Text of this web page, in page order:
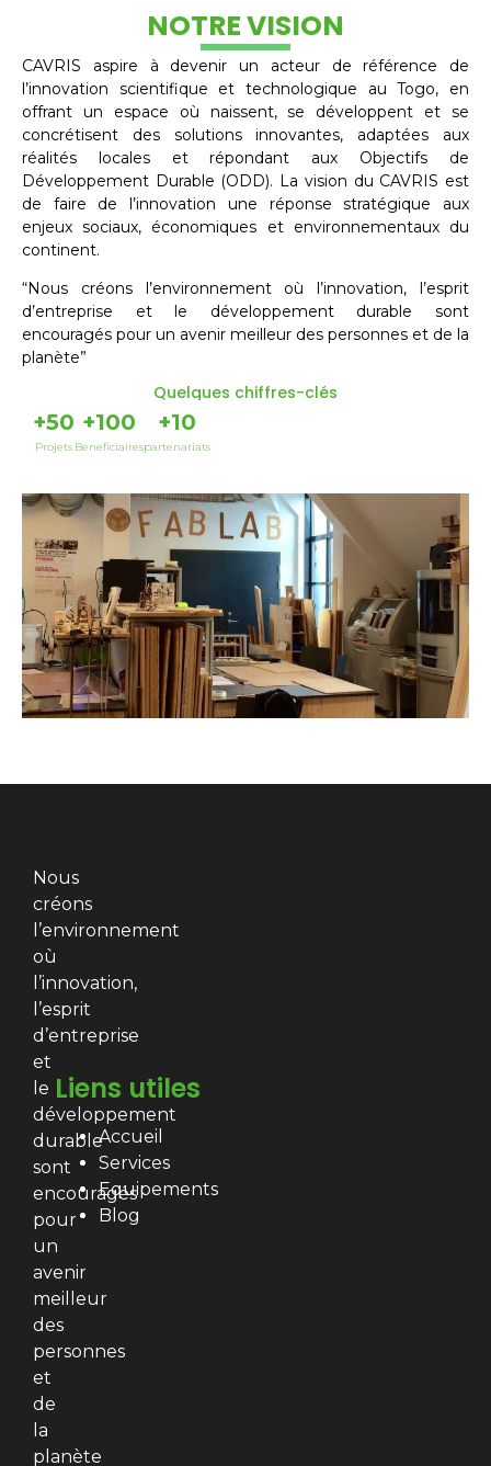
NOTRE VISION
CAVRIS aspire à devenir un acteur de référence de
l’innovation scientifique et technologique au Togo, en
offrant un espace où naissent, se développent et se
concrétisent des solutions innovantes, adaptées aux
réalités locales et répondant aux Objectifs de
Développement Durable (ODD). La vision du CAVRIS est
de faire de l’innovation une réponse stratégique aux
enjeux sociaux, économiques et environnementaux du
continent.
“Nous créons l’environnement où l’innovation, l’esprit
d’entreprise et le développement durable sont
encouragés pour un avenir meilleur des personnes et de la
planète”
Quelques chiffres-clés
Projets
+50
Beneficiaires
+100
partenariats
+10
Nous
créons
l’environnement
où
l’innovation,
l’esprit
d’entreprise
et
le
développement
durable
sont
encouragés
pour
un
avenir
meilleur
des
personnes
et
de
la
planète
Liens utiles
Accueil
Services
Equipements
Blog